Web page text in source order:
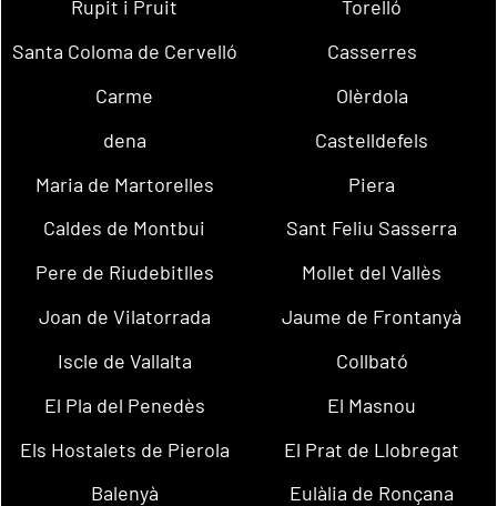
Rupit i Pruit
Torelló
Santa Coloma de Cervelló
Casserres
Carme
Olèrdola
dena
Castelldefels
Maria de Martorelles
Piera
Caldes de Montbui
Sant Feliu Sasserra
Pere de Riudebitlles
Mollet del Vallès
Joan de Vilatorrada
Jaume de Frontanyà
Iscle de Vallalta
Collbató
El Pla del Penedès
El Masnou
Els Hostalets de Pierola
El Prat de Llobregat
Balenyà
Eulàlia de Ronçana